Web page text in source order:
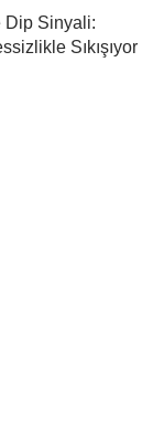
Dip Sinyali:
Sıkışıyor